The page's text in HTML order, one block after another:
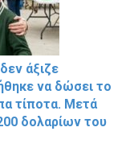
άξιζε
να δώσει το
τίποτα. Μετά
δολαρίων του